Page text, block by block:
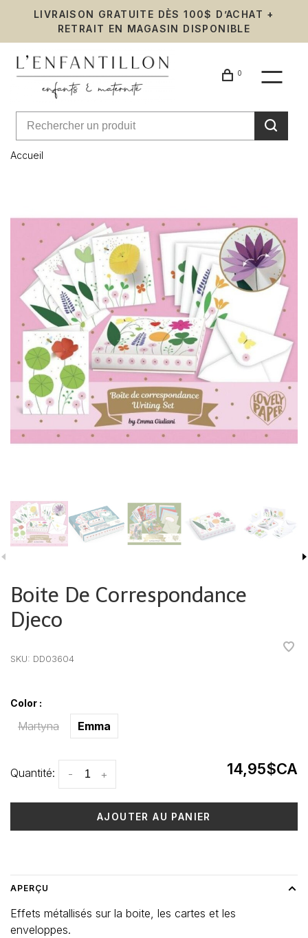
LIVRAISON GRATUITE DÈS 100$ D’ACHAT +
RETRAIT EN MAGASIN DISPONIBLE
0
Accueil
Boite De Correspondance
Djeco
SKU: DD03604
Color :
Martyna Emma
Quantité: +
- 14,95$CA
AJOUTER AU PANIER
APERÇU
Effets métallisés sur la boite, les cartes et les
enveloppes.